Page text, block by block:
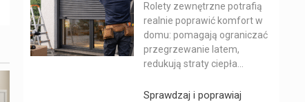
Rolety zewnętrzne potrafią
realnie poprawić komfort w
domu: pomagają ograniczać
przegrzewanie latem,
redukują straty ciepła...
Sprawdzaj i poprawiaj